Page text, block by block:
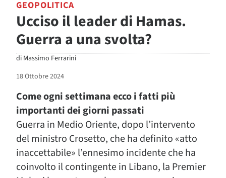
GEOPOLITICA
Ucciso il leader di Hamas.
Guerra a una svolta?
di Massimo Ferrarini
18 Ottobre 2024
Come ogni settimana ecco i fatti più
importanti dei giorni passati
Guerra in Medio Oriente, dopo l’intervento
del ministro Crosetto, che ha definito «atto
inaccettabile» l’ennesimo incidente che ha
coinvolto il contingente in Libano, la Premier